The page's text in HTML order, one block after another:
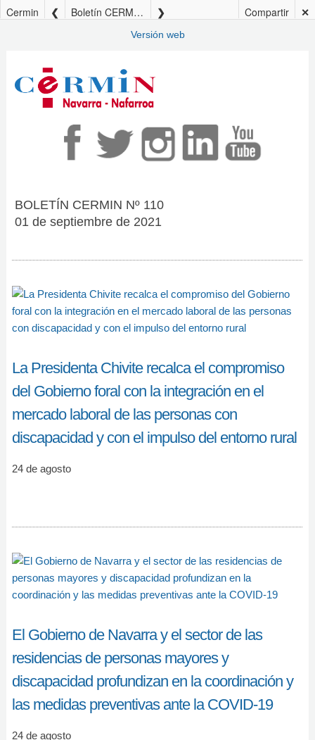
Cermin Boletín CERMIN nº110 ✕
Compartir